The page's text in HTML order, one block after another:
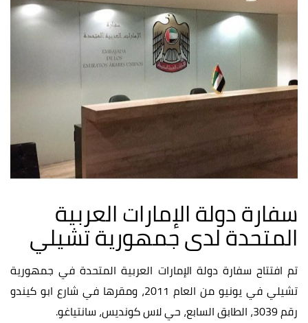
سفارة دولة الإمارات العربية
المتحدة لدى جمهورية تشيلي
تم افتتاح سفارة دولة الإمارات العربية المتحدة في جمهورية
تشيلي في يونيو من العام 2011، ومقرها في شارع ابو كيندو
رقم 3039، الطابق السابع، حي لاس كونديس، سانتياغو.